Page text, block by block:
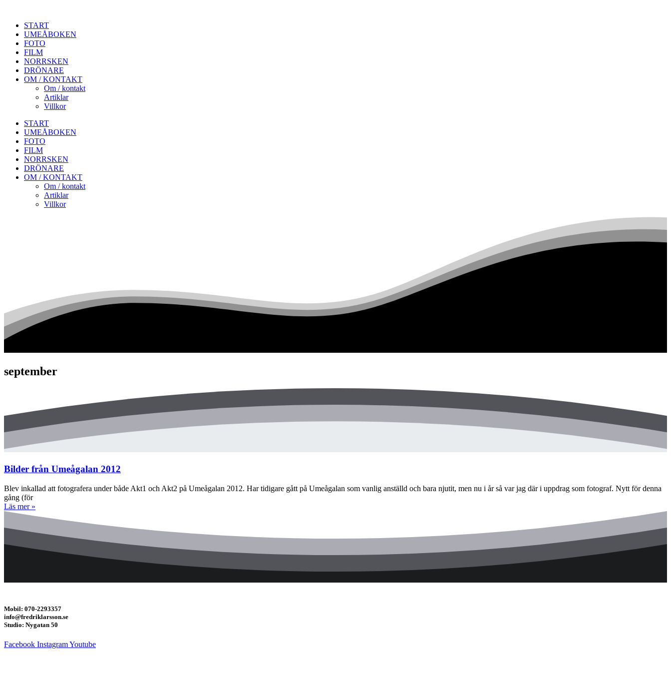
START
UMEÅBOKEN
FOTO
FILM
NORRSKEN
DRÖNARE
OM / KONTAKT
Om / kontakt
Artiklar
Villkor
START
UMEÅBOKEN
FOTO
FILM
NORRSKEN
DRÖNARE
OM / KONTAKT
Om / kontakt
Artiklar
Villkor
september
Bilder från Umeågalan 2012
Blev inkallad att fotografera under både Akt1 och Akt2 på Umeågalan 2012. Har tidigare gått på Umeågalan som vanlig anställd och bara njutit, men nu i år så var jag där i uppdrag som fotograf. Nytt för denna
gång (för
Läs mer »
Mobil: 070-2293357
info@fredriklarsson.se
Studio: Nygatan 50
Facebook InstagramYoutube